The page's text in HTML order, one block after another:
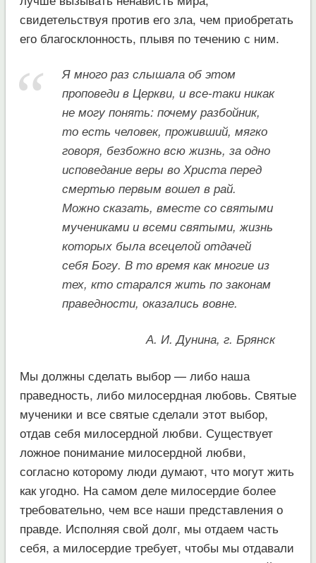
свидетельствуя против его зла, чем приобретать
его благосклонность, плывя по течению с ним.
Я много раз слышала об этом
проповеди в Церкви, и все-таки никак
не могу понять: почему разбойник,
то есть человек, проживший, мягко
говоря, безбожно всю жизнь, за одно
исповедание веры во Христа перед
смертью первым вошел в рай.
Можно сказать, вместе со святыми
мучениками и всеми святыми, жизнь
которых была всецелой отдачей
себя Богу. В то время как многие из
тех, кто старался жить по законам
праведности, оказались вовне.
А. И. Дунина, г. Брянск
Мы должны сделать выбор — либо наша
праведность, либо милосердная любовь. Святые
мученики и все святые сделали этот выбор,
отдав себя милосердной любви. Существует
ложное понимание милосердной любви,
согласно которому люди думают, что могут жить
как угодно. На самом деле милосердие более
требовательно, чем все наши представления о
правде. Исполняя свой долг, мы отдаем часть
себя, а милосердие требует, чтобы мы отдавали